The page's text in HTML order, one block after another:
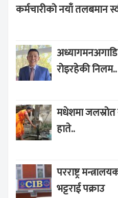
कर्मचारीको नयाँ तलबमान
रोइरहेकी निलम..
मधेशमा
हाते..
परराष्ट्र
भट्टराई पक्राउ